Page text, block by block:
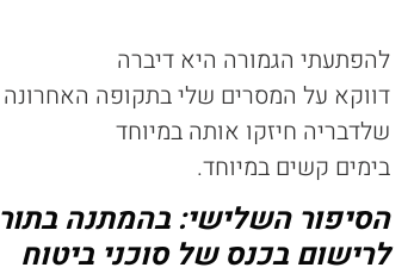
להפתעתי הגמורה היא דיברה
דווקא על המסרים שלי בתקופה האחרונה
שלדבריה חיזקו אותה במיוחד
בימים קשים במיוחד.
הסיפור השלישי: בהמתנה בתור
לרישום בכנס של סוכני ביטוח